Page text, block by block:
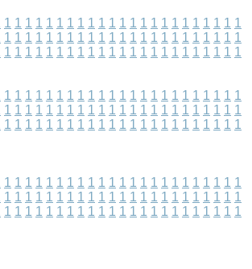
1 1 1 1 1 1 1 1 1 1 1 1 1 1 1 1 1 1 1 1 1 1 1
1 1 1 1 1 1 1 1 1 1 1 1 1 1 1 1 1 1 1 1 1 1 1
1 1 1 1 1 1 1 1 1 1 1 1 1 1 1 1 1 1 1 1 1 1 1
1 1 1 1 1 1 1 1 1 1 1 1 1 1 1 1 1 1 1 1 1 1 1
1 1 1 1 1 1 1 1 1 1 1 1 1 1 1 1 1 1 1 1 1 1 1
1 1 1 1 1 1 1 1 1 1 1 1 1 1 1 1 1 1 1 1 1 1 1
1 1 1 1 1 1 1 1 1 1 1 1 1 1 1 1 1 1 1 1 1 1 1
1 1 1 1 1 1 1 1 1 1 1 1 1 1 1 1 1 1 1 1 1 1 1
1 1 1 1 1 1 1 1 1 1 1 1 1 1 1 1 1 1 1 1 1 1 1